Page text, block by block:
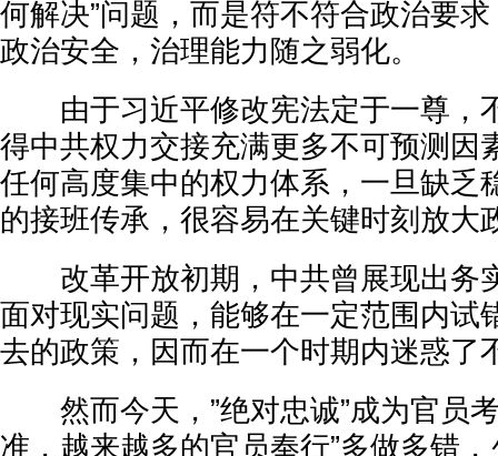
何解决”问题，而是符不符合政治要
政治安全，治理能力随之弱化。
由于习近平修改宪法定于一尊，
得中共权力交接充满更多不可预测因
任何高度集中的权力体系，一旦缺乏
的接班传承，很容易在关键时刻放大
改革开放初期，中共曾展现出务
面对现实问题，能够在一定范围内试
去的政策，因而在一个时期内迷惑了
然而今天，”绝对忠诚”成为官员
准，越来越多的官员奉行”多做多错